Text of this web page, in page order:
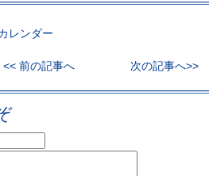
レンダー
<< 前の記事へ 次の記事へ>>